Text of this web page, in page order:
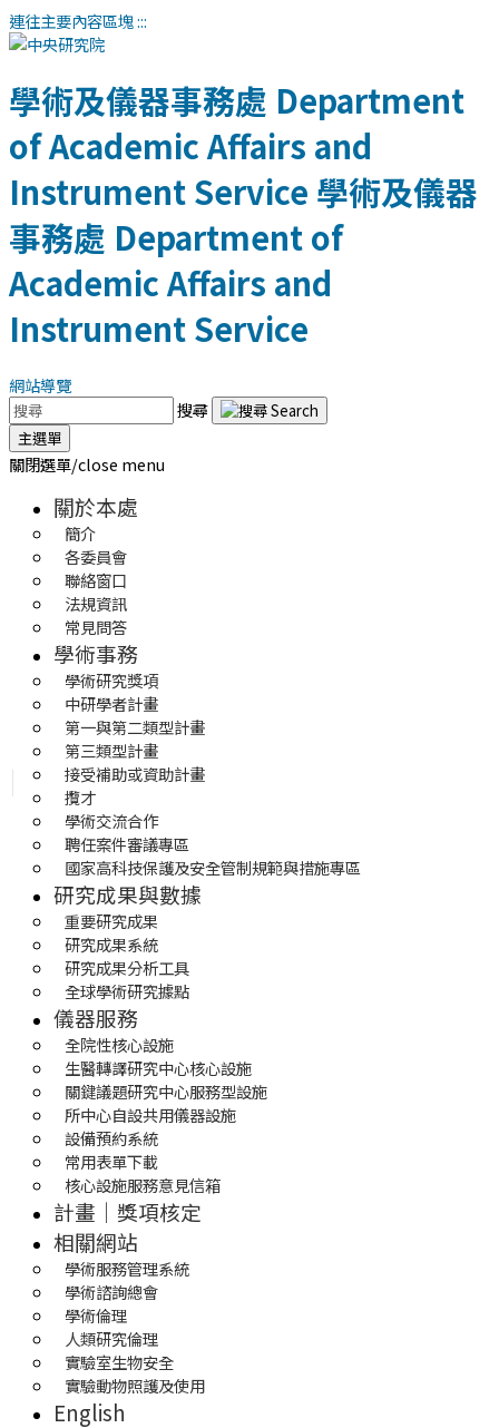
連往主要內容區塊:::
學術及儀器事務處 Department
of Academic Affairs and
Instrument Service 學術及儀器
事務處 Department of
Academic Affairs and
Instrument Service
網站導覽
搜尋
主選單
關閉選單/close menu
關於本處
簡介
各委員會
聯絡窗口
法規資訊
常見問答
學術事務
學術研究獎項
中研學者計畫
第一與第二類型計畫
第三類型計畫
接受補助或資助計畫
攬才
學術交流合作
聘任案件審議專區
國家高科技保護及安全管制規範與措施專區
研究成果與數據
重要研究成果
研究成果系統
研究成果分析工具
全球學術研究據點
儀器服務
全院性核心設施
生醫轉譯研究中心核心設施
關鍵議題研究中心服務型設施
所中心自設共用儀器設施
設備預約系統
常用表單下載
核心設施服務意見信箱
計畫｜獎項核定
相關網站
學術服務管理系統
學術諮詢總會
學術倫理
人類研究倫理
實驗室生物安全
實驗動物照護及使用
English